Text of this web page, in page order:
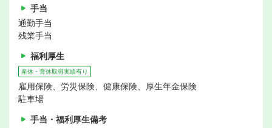
手当
通勤手当
残業手当
福利厚生
産休・育休取得実績有り
雇用保険、労災保険、健康保険、厚生年金保険
駐車場
手当・福利厚生備考